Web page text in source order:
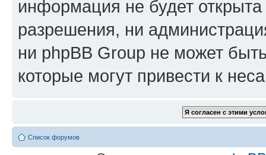
информация не будет
разрешения, ни
ни phpBB Group не может
которые могут привести к
Список форумов